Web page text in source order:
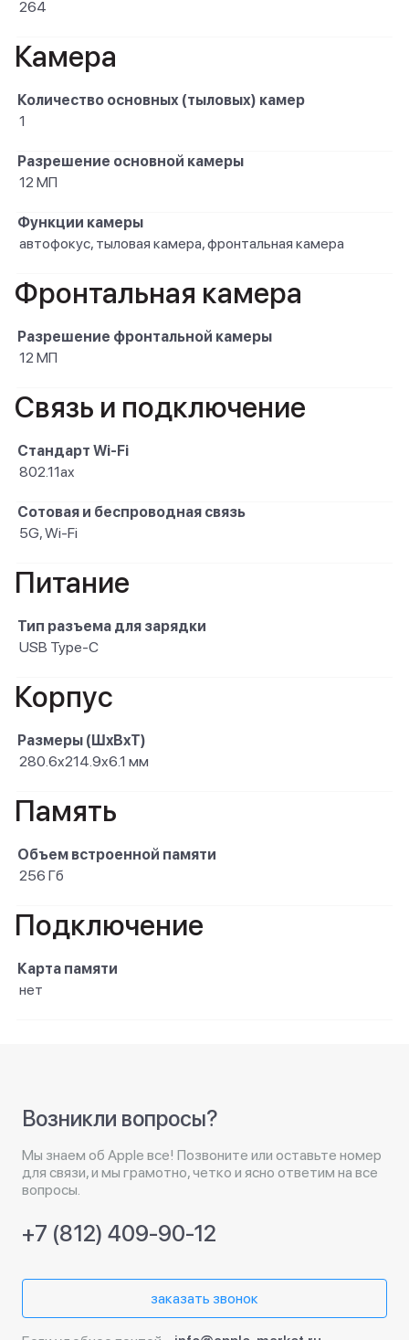
264
Камера
Количество основных (тыловых) камер
1
Разрешение основной камеры
12 МП
Функции камеры
автофокус, тыловая камера, фронтальная камера
Фронтальная камера
Разрешение фронтальной камеры
12 МП
Связь и подключение
Стандарт Wi-Fi
802.11ax
Сотовая и беспроводная связь
5G, Wi-Fi
Питание
Тип разъема для зарядки
USB Type-C
Корпус
Размеры (ШxВxТ)
280.6x214.9x6.1 мм
Память
Объем встроенной памяти
256 Гб
Подключение
Карта памяти
нет
Возникли вопросы?
Мы знаем об Apple все! Позвоните или оставьте номер
для связи, и мы грамотно, четко и ясно ответим на все
вопросы.
+7 (812) 409-90-12
заказать звонок